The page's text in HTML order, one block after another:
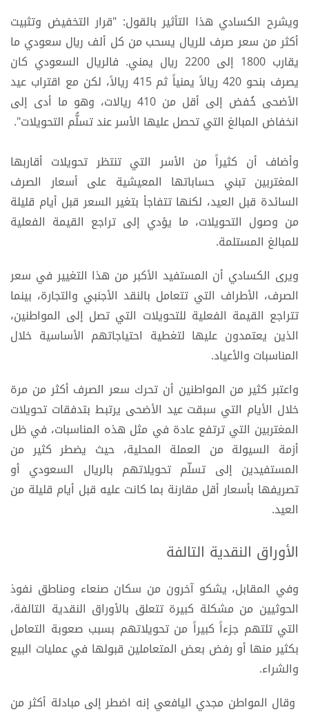
ويشرح الكسادي هذا التأثير بالقول: "قرار التخفيض وتثبيت
أكثر من سعر صرف للريال يسحب من كل ألف ريال سعودي ما
يقارب 1800 إلى 2200 ريال يمني. فالريال السعودي كان
يصرف بنحو 420 ريالاً يمنياً ثم 415 ريالاً، لكن مع اقتراب عيد
الأضحى خُفض إلى أقل من 410 ريالات، وهو ما أدى إلى
انخفاض المبالغ التي تحصل عليها الأسر عند تسلُّم التحويلات".
وأضاف أن كثيراً من الأسر التي تنتظر تحويلات أقاربها
المغتربين تبني حساباتها المعيشية على أسعار الصرف
السائدة قبل العيد، لكنها تتفاجأ بتغير السعر قبل أيام قليلة
من وصول التحويلات، ما يؤدي إلى تراجع القيمة الفعلية
للمبالغ المستلمة.
ويرى الكسادي أن المستفيد الأكبر من هذا التغيير في سعر
الصرف، الأطراف التي تتعامل بالنقد الأجنبي والتجارة، بينما
تتراجع القيمة الفعلية للتحويلات التي تصل إلى المواطنين،
الذين يعتمدون عليها لتغطية احتياجاتهم الأساسية خلال
المناسبات والأعياد.
واعتبر كثير من المواطنين أن تحرك سعر الصرف أكثر من مرة
خلال الأيام التي سبقت عيد الأضحى يرتبط بتدفقات تحويلات
المغتربين التي ترتفع عادة في مثل هذه المناسبات، في ظل
أزمة السيولة من العملة المحلية، حيث يضطر كثير من
المستفيدين إلى تسلّم تحويلاتهم بالريال السعودي أو
تصريفها بأسعار أقل مقارنة بما كانت عليه قبل أيام قليلة من
العيد.
الأوراق النقدية التالفة
وفي المقابل، يشكو آخرون من سكان صنعاء ومناطق نفوذ
الحوثيين من مشكلة كبيرة تتعلق بالأوراق النقدية التالفة،
التي تلتهم جزءاً كبيراً من تحويلاتهم بسبب صعوبة التعامل
بكثير منها أو رفض بعض المتعاملين قبولها في عمليات البيع
والشراء.
وقال المواطن مجدي اليافعي إنه اضطر إلى مبادلة أكثر من